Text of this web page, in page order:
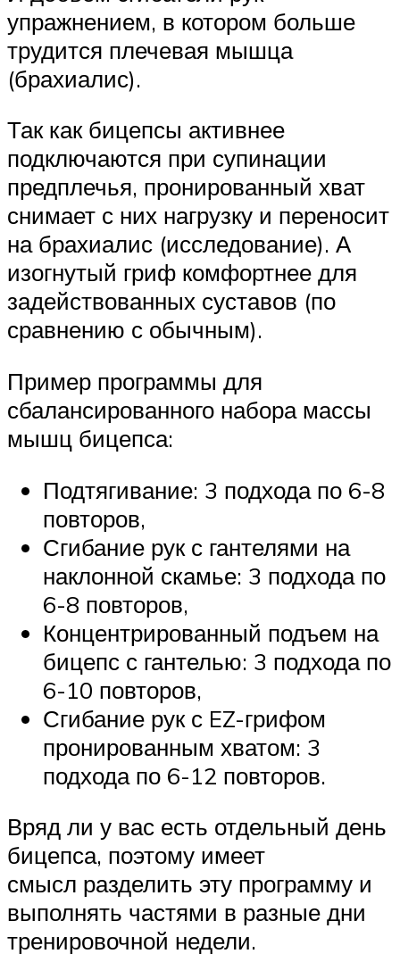
упражнением, в котором больше
трудится плечевая мышца
(брахиалис).
Так как бицепсы активнее
подключаются при супинации
предплечья, пронированный хват
снимает с них нагрузку и переносит
на брахиалис (исследование). А
изогнутый гриф комфортнее для
задействованных суставов (по
сравнению с обычным).
Пример программы для
сбалансированного набора массы
мышц бицепса:
Подтягивание: 3 подхода по 6-8
повторов,
Сгибание рук с гантелями на
наклонной скамье: 3 подхода по
6-8 повторов,
Концентрированный подъем на
бицепс с гантелью: 3 подхода по
6-10 повторов,
Сгибание рук с EZ-грифом
пронированным хватом: 3
подхода по 6-12 повторов.
Вряд ли у вас есть отдельный день
бицепса, поэтому имеет
смысл разделить эту программу и
выполнять частями в разные дни
тренировочной недели.